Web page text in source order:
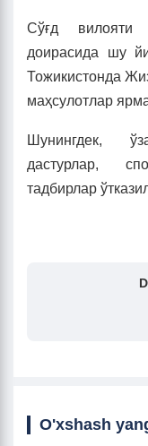
Сўғд вилояти
доирасида шу
Тожикистонда
маҳсулотлар
Шунингдек,
дастурлар,
тадбирлар
O'xshash